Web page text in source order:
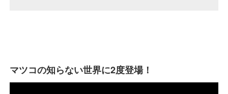
マツコの知らない世界に2度登場！